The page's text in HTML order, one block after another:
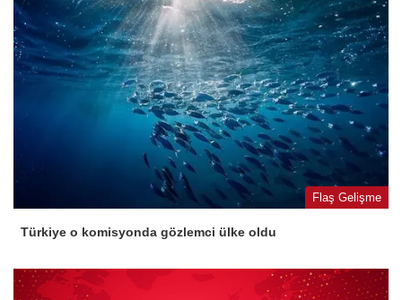
Flaş Gelişme
Türkiye o komisyonda gözlemci ülke oldu